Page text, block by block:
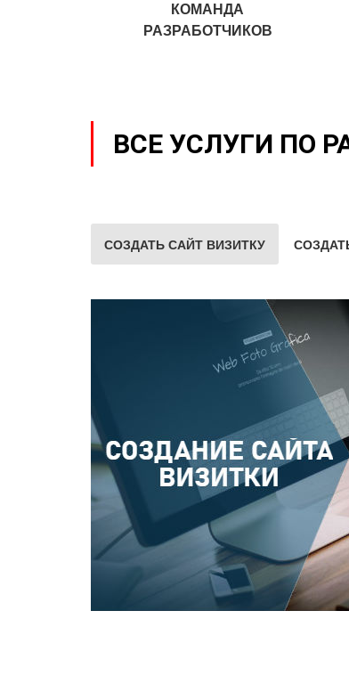
КОМАНДА
РАЗРАБОТЧИКОВ
ВСЕ УСЛУГИ ПО
СОЗДАТЬ САЙТ ВИЗИТКУ